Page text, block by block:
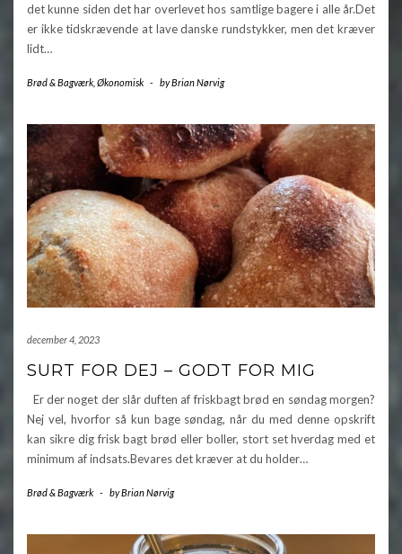
det kunne siden det har overlevet hos samtlige bagere i alle år.Det
er ikke tidskrævende at lave danske rundstykker, men det kræver
lidt…
Brød & Bagværk Økonomisk - byBrian Nørvig
december 4, 2023
SURT FOR DEJ – GODT FOR MIG
Er der noget der slår duften af friskbagt brød en søndag morgen?
Nej vel, hvorfor så kun bage søndag, når du med denne opskrift
kan sikre dig frisk bagt brød eller boller, stort set hverdag med et
minimum af indsats.Bevares det kræver at du holder…
Brød & Bagværk - byBrian Nørvig